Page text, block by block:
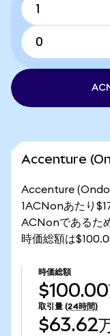
Accenture
Accenture (Ondo
1ACNonあたり
ACNonであるた
時価総額は
時価総額
$100.00
取引量 (24時間)
$63.62